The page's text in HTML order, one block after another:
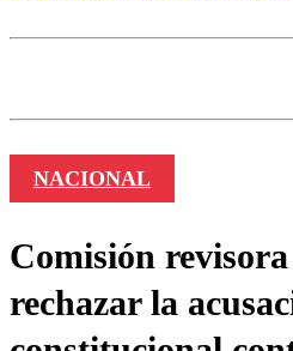
NACIONAL
Comisión
rechazar la